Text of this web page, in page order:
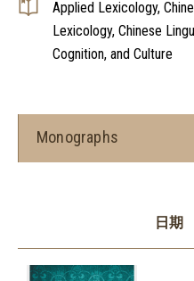
Applied Lexicology,
Lexicology, Chinese
Cognition, and Culture
Monographs
日期